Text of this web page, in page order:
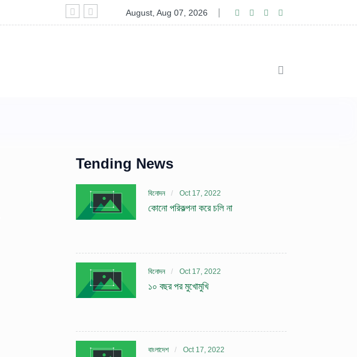
১০ বছর পর মুখোমুখি
August, Aug 07, 2026
Tending News
বিনোদন Oct 17, 2022
কোনো পরিকল্পনা করে চলি না
বিনোদন Oct 17, 2022
১০ বছর পর মুখোমুখি
বাংলাদেশ Oct 17, 2022